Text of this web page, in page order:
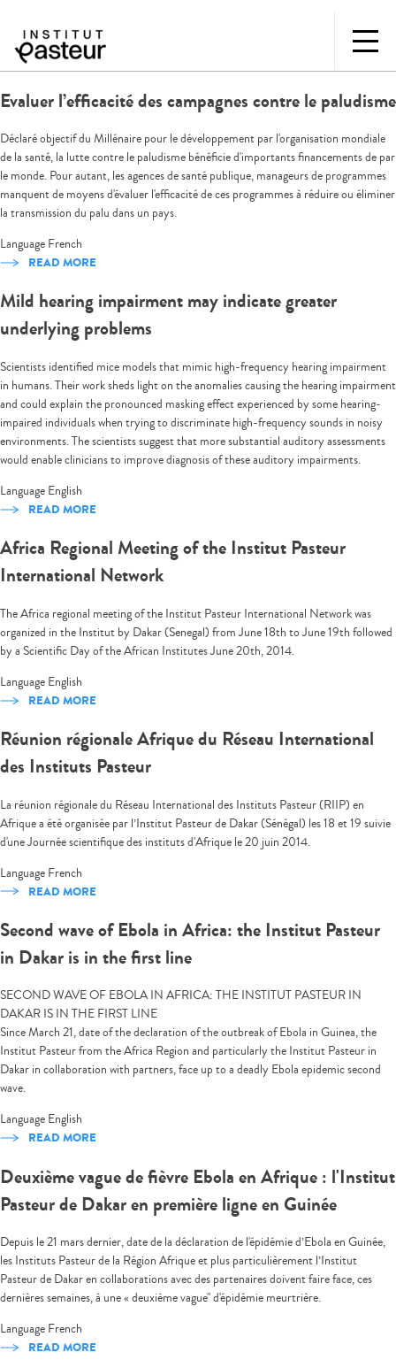
Evaluer l’efficacité des campagnes contre le paludisme
Déclaré objectif du Millénaire pour le développement par l'organisation mondiale
de la santé, la lutte contre le paludisme bénéficie d'importants financements de par
le monde. Pour autant, les agences de santé publique, manageurs de programmes
manquent de moyens d'évaluer l'efficacité de ces programmes à réduire ou éliminer
la transmission du palu dans un pays.
Language French
READ MORE
Mild hearing impairment may indicate greater
underlying problems
Scientists identified mice models that mimic high-frequency hearing impairment
in humans. Their work sheds light on the anomalies causing the hearing impairment
and could explain the pronounced masking effect experienced by some hearing-
impaired individuals when trying to discriminate high-frequency sounds in noisy
environments. The scientists suggest that more substantial auditory assessments
would enable clinicians to improve diagnosis of these auditory impairments.
Language English
READ MORE
Africa Regional Meeting of the Institut Pasteur
International Network
The Africa regional meeting of the Institut Pasteur International Network was
organized in the Institut by Dakar (Senegal) from June 18th to June 19th followed
by a Scientific Day of the African Institutes June 20th, 2014.
Language English
READ MORE
Réunion régionale Afrique du Réseau International
des Instituts Pasteur
La réunion régionale du Réseau International des Instituts Pasteur (RIIP) en
Afrique a été organisée par l’Institut Pasteur de Dakar (Sénégal) les 18 et 19 suivie
d'une Journée scientifique des instituts d'Afrique le 20 juin 2014.
Language French
READ MORE
Second wave of Ebola in Africa: the Institut Pasteur
in Dakar is in the first line
SECOND WAVE OF EBOLA IN AFRICA: THE INSTITUT PASTEUR IN
DAKAR IS IN THE FIRST LINE
Since March 21, date of the declaration of the outbreak of Ebola in Guinea, the
Institut Pasteur from the Africa Region and particularly the Institut Pasteur in
Dakar in collaboration with partners, face up to a deadly Ebola epidemic second
wave.
Language English
READ MORE
Deuxième vague de fièvre Ebola en Afrique : l'Institut
Pasteur de Dakar en première ligne en Guinée
Depuis le 21 mars dernier, date de la déclaration de l'épidémie d’Ebola en Guinée,
les Instituts Pasteur de la Région Afrique et plus particulièrement l’Institut
Pasteur de Dakar en collaborations avec des partenaires doivent faire face, ces
dernières semaines, à une « deuxième vague" d'épidémie meurtrière.
Language French
READ MORE